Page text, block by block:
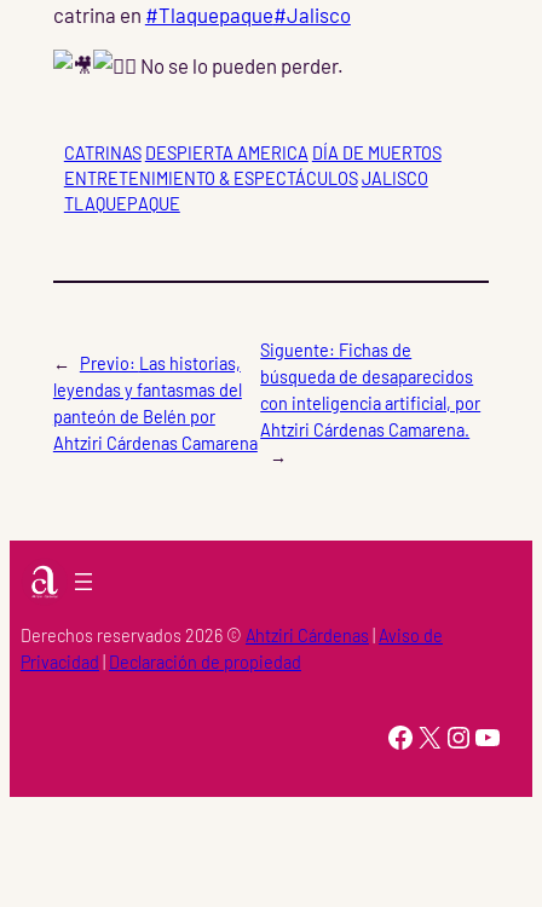
catrina en #Tlaquepaque#Jalisco
No se lo pueden perder.
CATRINAS DESPIERTA AMERICA DÍA DE MUERTOS
ENTRETENIMIENTO & ESPECTÁCULOSJALISCO
TLAQUEPAQUE
← Previo: Las historias,
leyendas y fantasmas del
panteón de Belén por
Ahtziri Cárdenas Camarena
Siguente: Fichas de
búsqueda de desaparecidos
con inteligencia artificial, por
Ahtziri Cárdenas Camarena.
→
Derechos reservados 2026 © Ahtziri Cárdenas Aviso de
Privacidad Declaración de propiedad
https://www.facebook.com/Ahtziri-Cardenas-147415518616960/ X Instagram YouTube